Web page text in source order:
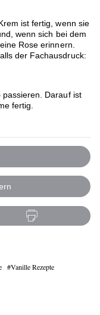
ist fertig, wenn sie
wenn sich bei dem
Rose erinnern.
der Fachausdruck:
Darauf ist
fertig.
Vanille Rezepte